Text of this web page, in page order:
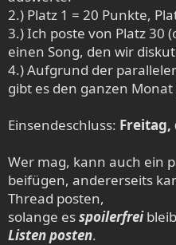
2.) Platz 1 = 20 Punkte,
3.) Ich poste von Platz 30
einen Song, den wir
4.) Aufgrund der
gibt es den ganzen
Einsendeschluss: Freitag,
Wer mag, kann auch ein
beifügen, andererseits
Thread posten,
solange esspoilerfrei
Listen posten.